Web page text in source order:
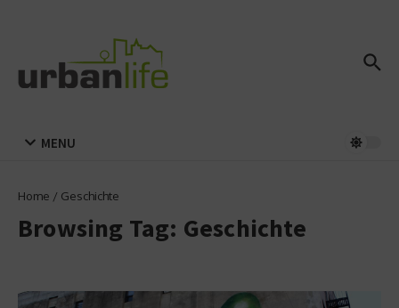
MENU
Home / Geschichte
Browsing Tag: Geschichte